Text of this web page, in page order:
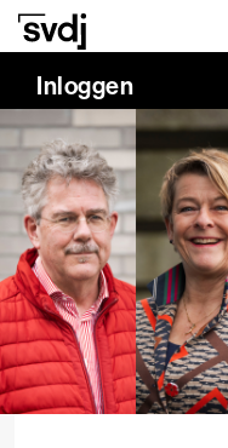
Naar hoofdinhoud
Inloggen
0.00%